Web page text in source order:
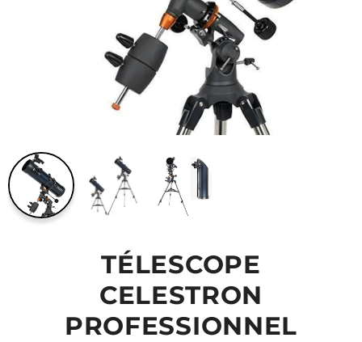
TÉLESCOPE
CELESTRON
PROFESSIONNEL